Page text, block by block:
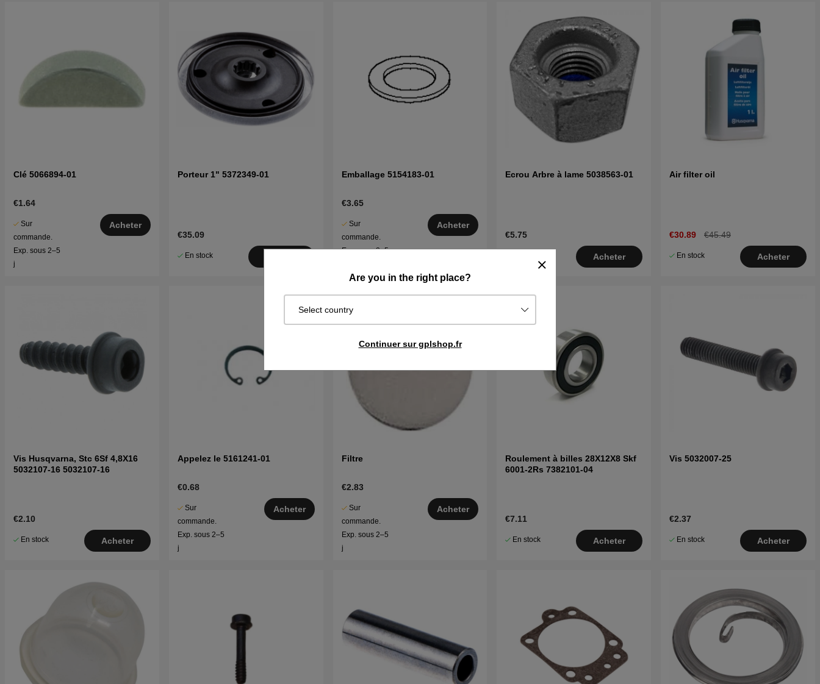
Are you in the right place?
Select country
Continuer sur gplshop.fr
Clé 5066894-01
€1.64
Sur
commande.
Exp. sous 2–5
j
Acheter
Porteur 1" 5372349-01
€35.09
En stock
Emballage 5154183-01
€3.65
Sur
commande.
Exp. sous 2–5
Acheter
Ecrou Arbre à lame 5038563-01
€5.75
Acheter
Air filter oil
€30.89 €45.49
En stock Acheter
Vis Husqvarna, Stc 6Sf 4,8X16
5032107-16 5032107-16
€2.10
En stock Acheter
Appelez le 5161241-01
€0.68
Sur
commande.
Exp. sous 2–5
j
Acheter
Filtre
€2.83
Sur
commande.
Exp. sous 2–5
j
Acheter
Roulement à billes 28X12X8 Skf
6001-2Rs 7382101-04
€7.11
En stock Acheter
Vis 5032007-25
€2.37
En stock Acheter